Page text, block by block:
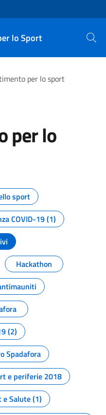
lo Sport Cerca
per lo sport
per lo
pagina
sport
COVID-19 (1)
Hackathon
(2)
Spadafora
e periferie 2018
e Salute (1)